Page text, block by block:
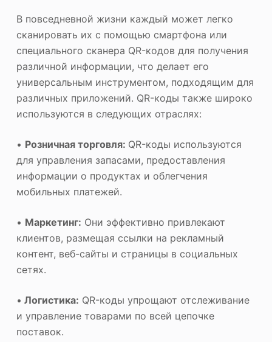
В повседневной жизни каждый может легко
сканировать их с помощью смартфона или
специального сканера QR-кодов для получения
различной информации, что делает его
универсальным инструментом, подходящим для
различных приложений. QR-коды также широко
используются в следующих отраслях:
• Розничная торговля: QR-коды используются
для управления запасами, предоставления
информации о продуктах и облегчения
мобильных платежей.
• Маркетинг: Они эффективно привлекают
клиентов, размещая ссылки на рекламный
контент, веб-сайты и страницы в социальных
сетях.
• Логистика: QR-коды упрощают отслеживание
и управление товарами по всей цепочке
поставок.